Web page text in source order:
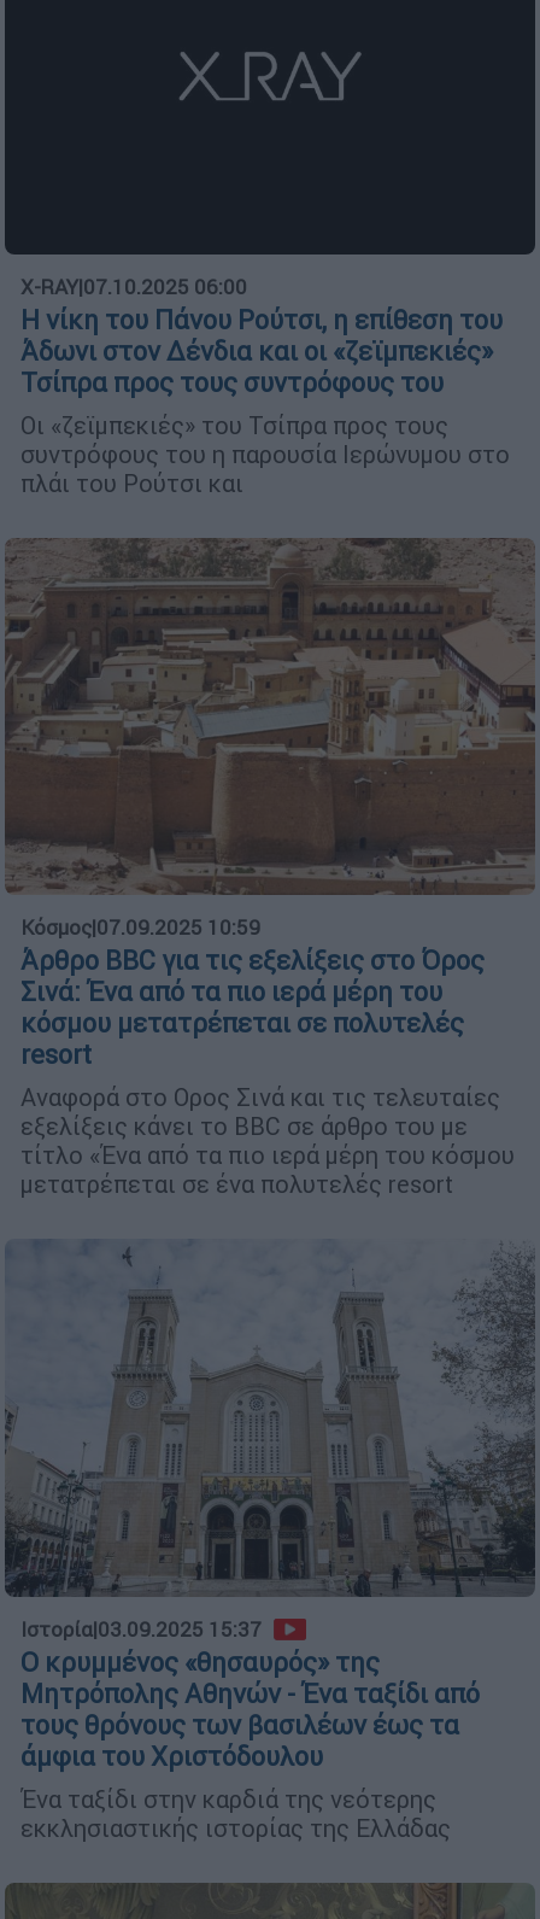
X-RAY|07.10.2025 06:00
Η νίκη του Πάνου Ρούτσι, η επίθεση του
Άδωνι στον Δένδια και οι «ζεϊμπεκιές»
Τσίπρα προς τους συντρόφους του
Οι «ζεϊμπεκιές» του Τσίπρα προς τους
συντρόφους του η παρουσία Ιερώνυμου στο
πλάι του Ρούτσι και
Κόσμος|07.09.2025 10:59
Άρθρο BBC για τις εξελίξεις στο Όρος
Σινά: Ένα από τα πιο ιερά μέρη του
κόσμου μετατρέπεται σε πολυτελές
resort
Αναφορά στο Ορος Σινά και τις τελευταίες
εξελίξεις κάνει το BBC σε άρθρο του με
τίτλο «Ένα από τα πιο ιερά μέρη του κόσμου
μετατρέπεται σε ένα πολυτελές resort
Ιστορία|03.09.2025 15:37
Ο κρυμμένος «θησαυρός» της
Μητρόπολης Αθηνών - Ένα ταξίδι από
τους θρόνους των βασιλέων έως τα
άμφια του Χριστόδουλου
Ένα ταξίδι στην καρδιά της νεότερης
εκκλησιαστικής ιστορίας της Ελλάδας